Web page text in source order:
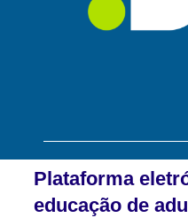
Plataforma
educação de